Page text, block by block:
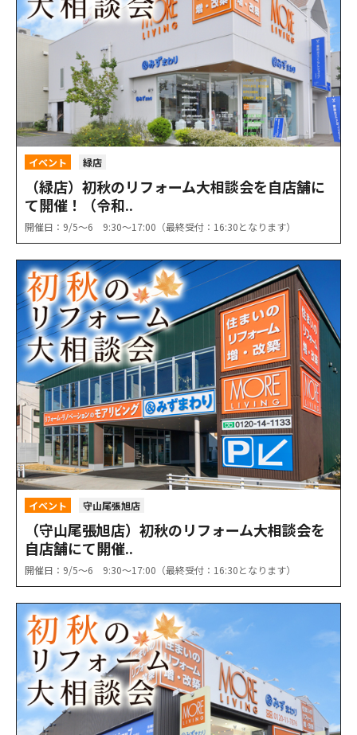
イベント 緑店
（緑店）初秋のリフォーム大相談会を自店舗に
て開催！（令和..
開催日：9/5〜6 9:30〜17:00（最終受付：16:30となります）
イベント 守山尾張旭店
（守山尾張旭店）初秋のリフォーム大相談会を
自店舗にて開催..
開催日：9/5〜6 9:30〜17:00（最終受付：16:30となります）